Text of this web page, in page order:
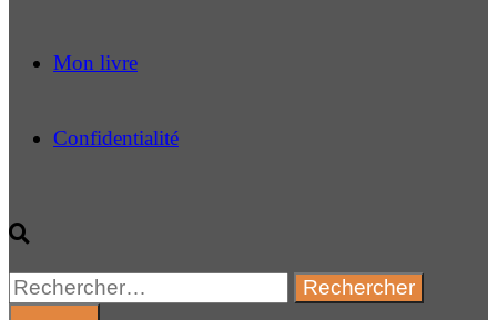
Mon livre
Confidentialité
Rechercher :